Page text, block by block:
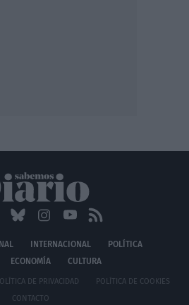
INTERNACIONAL
POLÍTICA
ECONOMÍA CULTURA
DE PRIVACIDAD
POLÍTICA DE COOKIES
CONTACTO